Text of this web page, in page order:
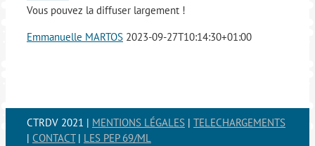
Vous pouvez la diffuser largement !
Emmanuelle MARTOS 2023-09-27T10:14:30+01:00
CTRDV 2021 | MENTIONS LÉGALES | TELECHARGEMENTS
| CONTACT| LES PEP 69/ML